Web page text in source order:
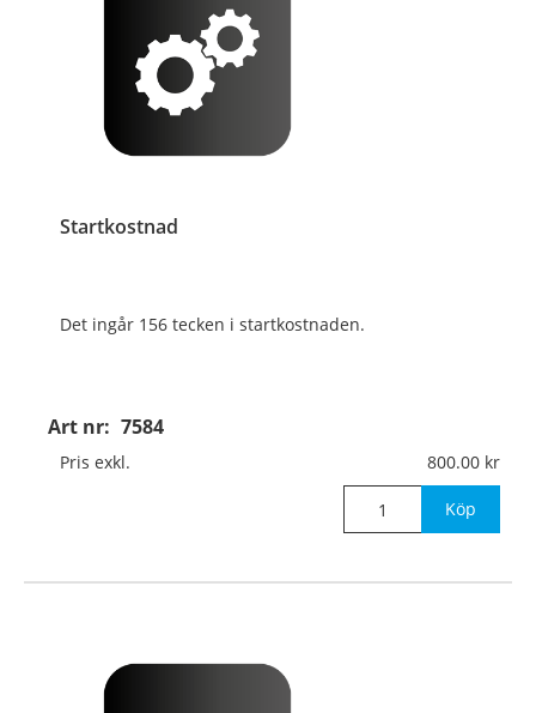
Startkostnad
Art nr: 7584
Det ingår 156 tecken i startkostnaden.
Pris exkl. 800.00
Köp